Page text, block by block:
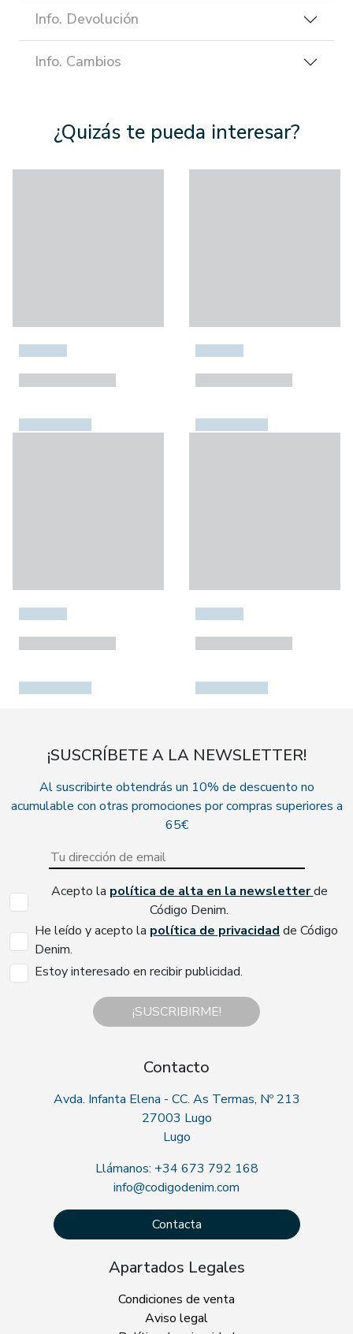
Info. Devolución
Info. Cambios
¿Quizás te pueda interesar?
¡SUSCRÍBETE A LA NEWSLETTER!
Al suscribirte obtendrás un 10% de descuento no
acumulable con otras promociones por compras superiores a
65€
Acepto la política de alta en la newsletterde
Código Denim.
He leído y acepto la política de privacidadde Código
Denim.
Estoy interesado en recibir publicidad.
¡SUSCRIBIRME!
Contacto
Avda. Infanta Elena - CC. As Termas, Nº 213
27003 Lugo
Lugo
Llámanos: +34 673 792 168
info@codigodenim.com
Contacta
Apartados Legales
Condiciones de venta
Aviso legal